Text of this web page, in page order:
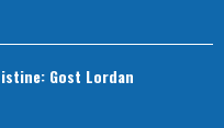
Gost Lordan